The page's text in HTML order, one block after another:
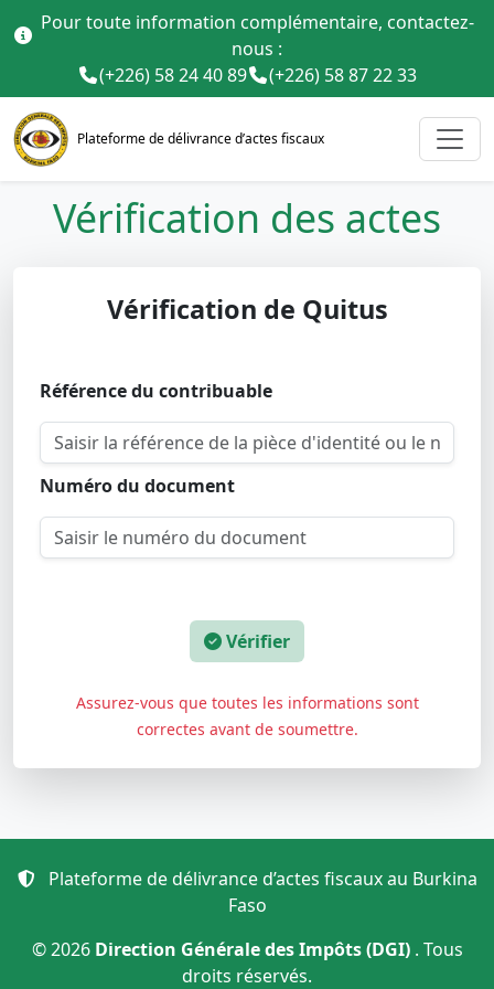
Pour toute information complémentaire, contactez-
nous :
(+226) 58 24 40 89
(+226) 58 87 22 33
Plateforme de délivrance d’actes fiscaux
Vérification des actes
Vérification de Quitus
Référence du contribuable
Numéro du document
Vérifier
Assurez-vous que toutes les informations sont
correctes avant de soumettre.
Plateforme de délivrance d’actes fiscaux au Burkina
Faso
© 2026 Direction Générale des Impôts (DGI) . Tous
droits réservés.